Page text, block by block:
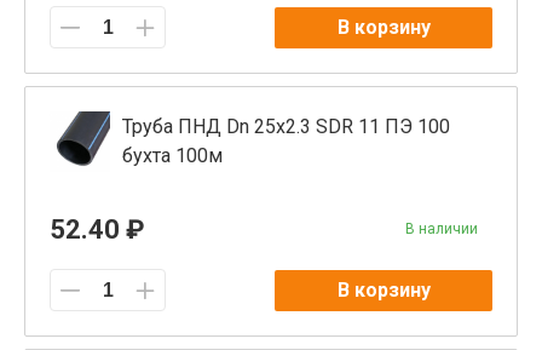
В корзину
Труба ПНД Dn 25х2.3 SDR 11 ПЭ 100
бухта 100м
52.40 ₽ В наличии
В корзину